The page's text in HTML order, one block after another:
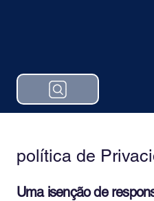
política de
Uma isenção de